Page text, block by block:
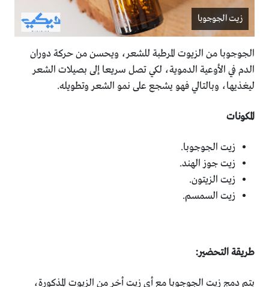
زيت الجوجوبا
الجوجوبا من الزيوت المرطبة للشعر، ويحسن من حركة دوران
الدم في الأوعية الدموية، لكي تصل سريعا إلى بصيلات الشعر
ليغذيها، وبالتالي فهو يشجع على نمو الشعر وتطويله.
المكونات
زيت الجوجوبا.
زيت جوز الهند.
زيت الزيتون.
زيت السمسم.
طريقة التحضير:
يتم دمج زيت الجوجوبا مع أي زيت أخر من الزيوت المذكورة،